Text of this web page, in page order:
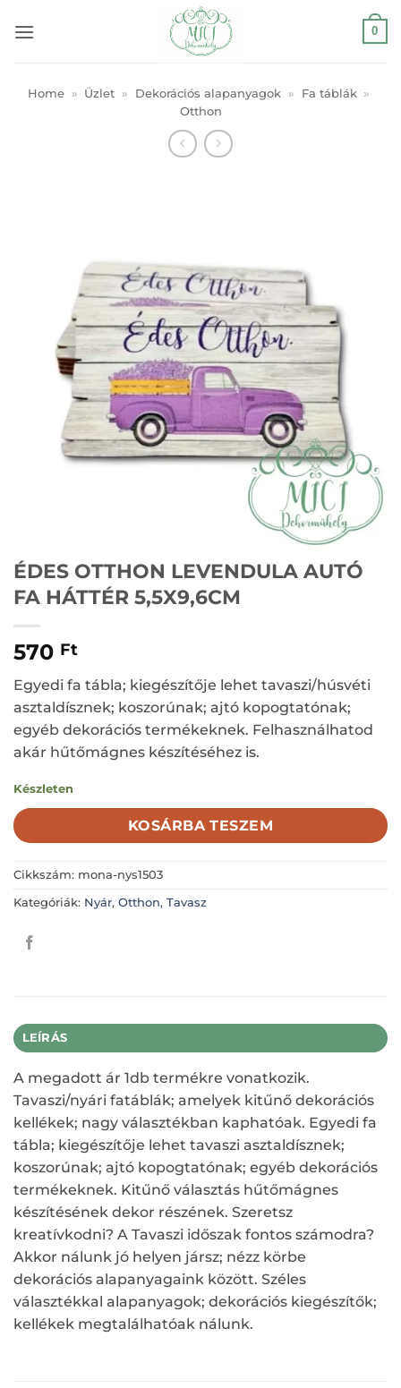
0
Home » Üzlet » Dekorációs alapanyagok » Fa táblák »
Otthon
ÉDES OTTHON LEVENDULA AUTÓ
FA HÁTTÉR 5,5X9,6CM
570 Ft
Egyedi fa tábla; kiegészítője lehet tavaszi/húsvéti
asztaldísznek; koszorúnak; ajtó kopogtatónak;
egyéb dekorációs termékeknek. Felhasználhatod
akár hűtőmágnes készítéséhez is.
Készleten
KOSÁRBA TESZEM
Cikkszám: mona-nys1503
Kategóriák: Nyár, Otthon, Tavasz
LEÍRÁS
A megadott ár 1db termékre vonatkozik.
Tavaszi/nyári fatáblák; amelyek kitűnő dekorációs
kellékek; nagy választékban kaphatóak. Egyedi fa
tábla; kiegészítője lehet tavaszi asztaldísznek;
koszorúnak; ajtó kopogtatónak; egyéb dekorációs
termékeknek. Kitűnő választás hűtőmágnes
készítésének dekor részének. Szeretsz
kreatívkodni? A Tavaszi időszak fontos számodra?
Akkor nálunk jó helyen jársz; nézz körbe
dekorációs alapanyagaink között. Széles
választékkal alapanyagok; dekorációs kiegészítők;
kellékek megtalálhatóak nálunk.